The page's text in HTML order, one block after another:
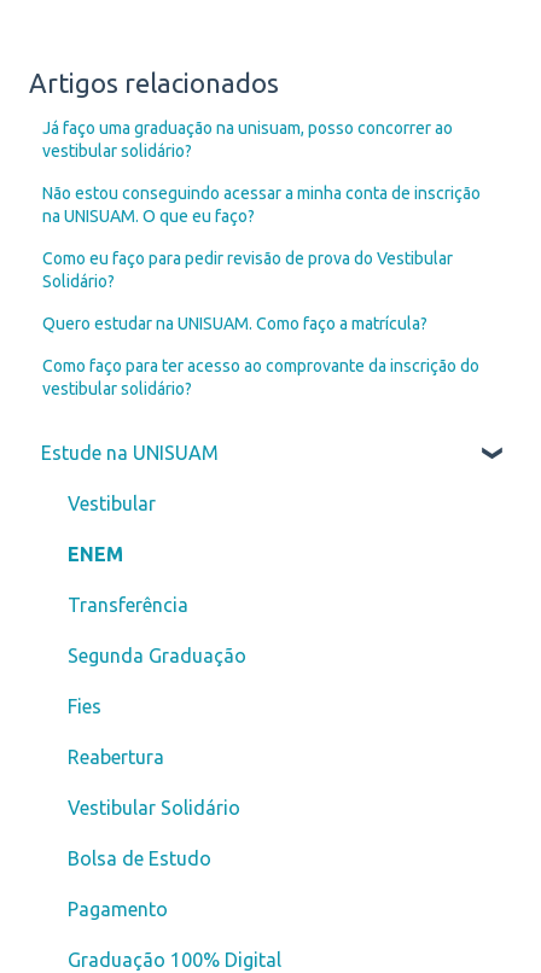
Artigos relacionados
Já faço uma graduação na unisuam, posso concorrer ao
vestibular solidário?
Não estou conseguindo acessar a minha conta de inscrição
na UNISUAM. O que eu faço?
Como eu faço para pedir revisão de prova do Vestibular
Solidário?
Quero estudar na UNISUAM. Como faço a matrícula?
Como faço para ter acesso ao comprovante da inscrição do
vestibular solidário?
Estude na UNISUAM
Vestibular
ENEM
Transferência
Segunda Graduação
Fies
Reabertura
Vestibular Solidário
Bolsa de Estudo
Pagamento
Graduação 100% Digital